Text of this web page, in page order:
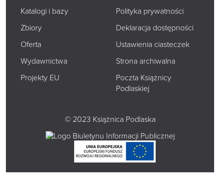
Katalogi i bazy
Zbiory
Oferta
Wydawnictwa
Projekty EU
Polityka prywatności
Deklaracja dostępności
Ustawienia ciasteczek
Strona archiwalna
Poczta Książnicy
Podlaskiej
© 2023 Książnica Podlaska